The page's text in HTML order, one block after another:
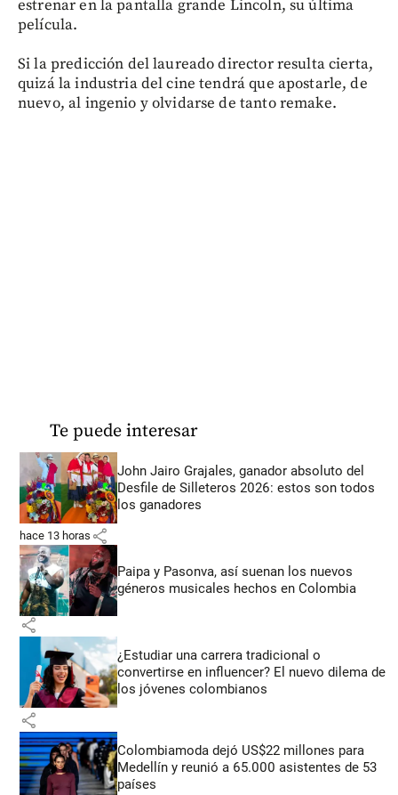
estrenar en la pantalla grande Lincoln, su última
película.
Si la predicción del laureado director resulta cierta,
quizá la industria del cine tendrá que apostarle, de
nuevo, al ingenio y olvidarse de tanto remake.
Te puede interesar
John Jairo Grajales, ganador absoluto del
Desfile de Silleteros 2026: estos son todos
los ganadores
hace 13 horas share
Paipa y Pasonva, así suenan los nuevos
géneros musicales hechos en Colombia
share
¿Estudiar una carrera tradicional o
convertirse en influencer? El nuevo dilema de
los jóvenes colombianos
share
Colombiamoda dejó US$22 millones para
Medellín y reunió a 65.000 asistentes de 53
países